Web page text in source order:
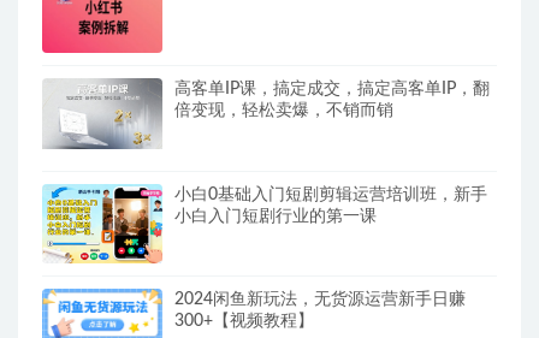
高客单IP课，搞定成交，搞定高客单IP，翻
倍变现，轻松卖爆，不销而销
小白0基础入门短剧剪辑运营培训班，新手
小白入门短剧行业的第一课
2024闲鱼新玩法，无货源运营新手日赚
300+【视频教程】